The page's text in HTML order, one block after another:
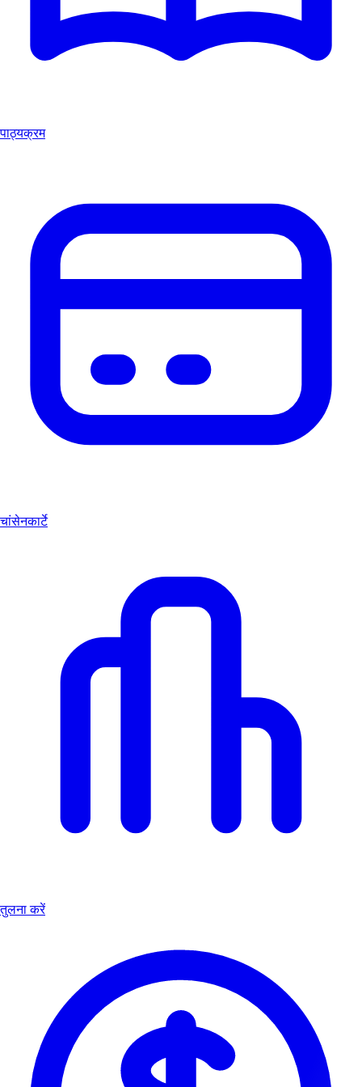
पाठ्यक्रम
चांसेनकार्टे
तुलना करें